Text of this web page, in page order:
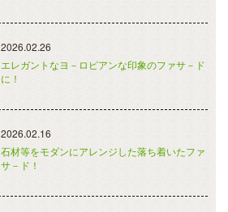
2026.02.26
エレガントなヨ－ロピアンな印象のファサ－ド
に！
2026.02.16
石材等をモダンにアレンジした落ち着いたファ
サ－ド！